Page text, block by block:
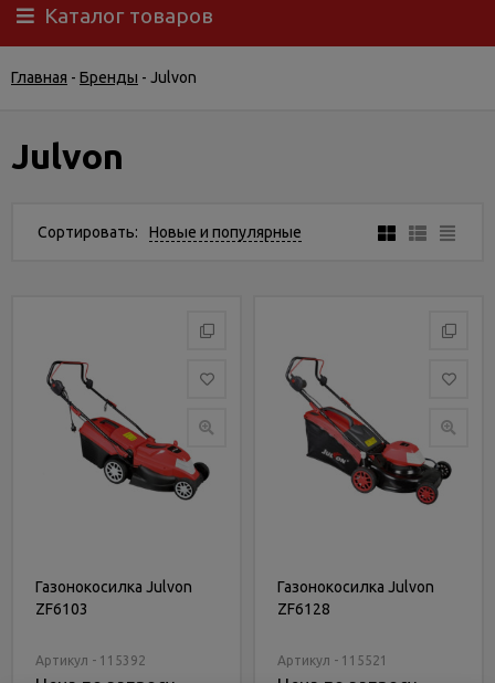
Самовывоз
Гарантия
сервис
Каталог товаров
Главная - Бренды - Julvon
Julvon
Сортировать: Новые и популярные
Газонокосилка Julvon
ZF6103
Артикул - 115392
Газонокосилка Julvon
ZF6128
Артикул - 115521